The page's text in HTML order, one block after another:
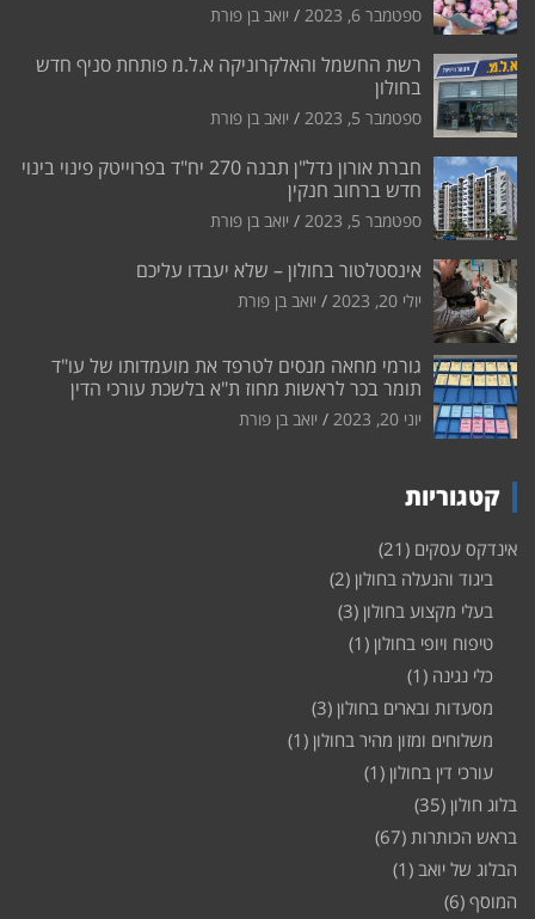
ספטמבר 6, 2023 יואב בן פורת
רשת החשמל והאלקרוניקה א.ל.מ פותחת סניף חדש
בחולון
ספטמבר 5, 2023 יואב בן פורת
חברת אורון נדל"ן תבנה 270 יח"ד בפרוייטק פינוי בינוי
חדש ברחוב חנקין
ספטמבר 5, 2023 יואב בן פורת
אינסטלטור בחולון – שלא יעבדו עליכם
יולי 20, 2023 יואב בן פורת
גורמי מחאה מנסים לטרפד את מועמדותו של עו"ד
תומר בכר לראשות מחוז ת"א בלשכת עורכי הדין
יוני 20, 2023 יואב בן פורת
קטגוריות
אינדקס עסקים (21)
ביגוד והנעלה בחולון (2)
בעלי מקצוע בחולון (3)
טיפוח ויופי בחולון (1)
כלי נגינה (1)
מסעדות ובארים בחולון (3)
משלוחים ומזון מהיר בחולון (1)
עורכי דין בחולון (1)
בלוג חולון (35)
בראש הכותרות (67)
הבלוג של יואב (1)
המוסף (6)